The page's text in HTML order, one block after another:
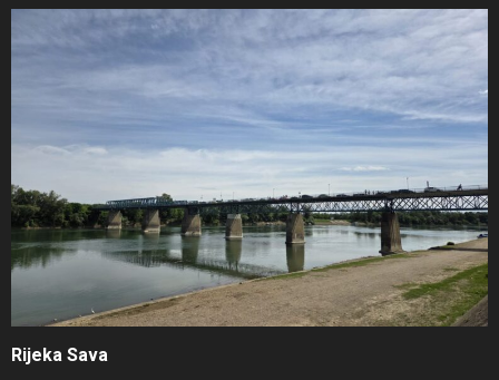
Rijeka Sava